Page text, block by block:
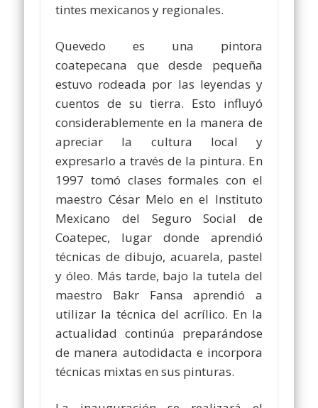
tintes mexicanos y regionales.
Quevedo es una pintora
coatepecana que desde pequeña
estuvo rodeada por las leyendas y
cuentos de su tierra. Esto influyó
considerablemente en la manera de
apreciar la cultura local y
expresarlo a través de la pintura. En
1997 tomó clases formales con el
maestro César Melo en el Instituto
Mexicano del Seguro Social de
Coatepec, lugar donde aprendió
técnicas de dibujo, acuarela, pastel
y óleo. Más tarde, bajo la tutela del
maestro Bakr Fansa aprendió a
utilizar la técnica del acrílico. En la
actualidad continúa preparándose
de manera autodidacta e incorpora
técnicas mixtas en sus pinturas.